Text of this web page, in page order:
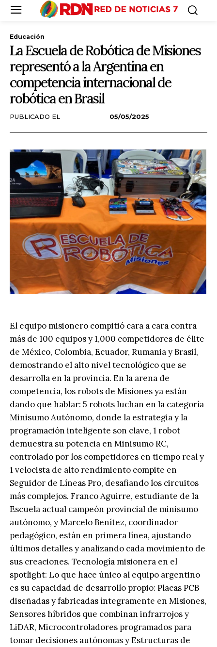
Educación
La Escuela de Robótica de Misiones
representó a la Argentina en
competencia internacional de
robótica en Brasil
PUBLICADO EL 05/05/2025
El equipo misionero compitió cara a cara contra
más de 100 equipos y 1,000 competidores de élite
de México, Colombia, Ecuador, Rumania y Brasil,
demostrando el alto nivel tecnológico que se
desarrolla en la provincia. En la arena de
competencia, los robots de Misiones ya están
dando que hablar: 5 robots luchan en la categoría
Minisumo Autónomo, donde la estrategia y la
programación inteligente son clave, 1 robot
demuestra su potencia en Minisumo RC,
controlado por los competidores en tiempo real y
1 velocista de alto rendimiento compite en
Seguidor de Líneas Pro, desafiando los circuitos
más complejos. Franco Aguirre, estudiante de la
Escuela actual campeón provincial de minisumo
autónomo, y Marcelo Benítez, coordinador
pedagógico, están en primera línea, ajustando
últimos detalles y analizando cada movimiento de
sus creaciones. Tecnología misionera en el
spotlight: Lo que hace único al equipo argentino
es su capacidad de desarrollo propio: Placas PCB
diseñadas y fabricadas íntegramente en Misiones,
Sensores híbridos que combinan infrarrojos y
LiDAR, Microcontroladores programados para
tomar decisiones autónomas y Estructuras de